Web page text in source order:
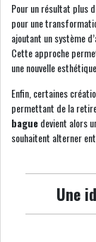
Pour un résultat plus
pour une
ajoutant un système
Cette approche
une nouvelle esthétique.
Enfin, certaines
permettant de la
baguedevient alors
souhaitent alterner
Une